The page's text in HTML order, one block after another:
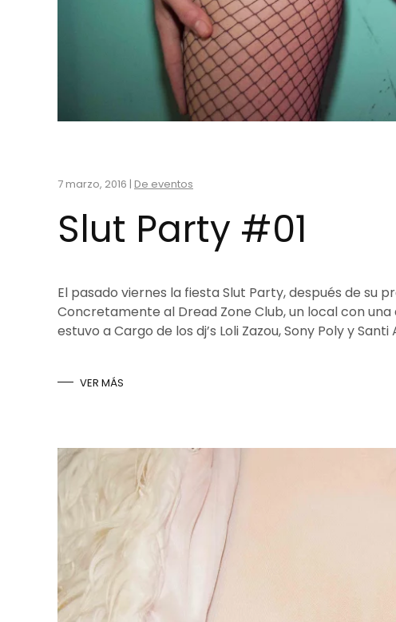
7 marzo, 2016 | De eventos
Slut Party #01
El pasado viernes la fiesta Slut Party, después de su
Concretamente al Dread Zone Club, un local con
estuvo a Cargo de los dj’s Loli Zazou, Sony Poly y
VER MÁS